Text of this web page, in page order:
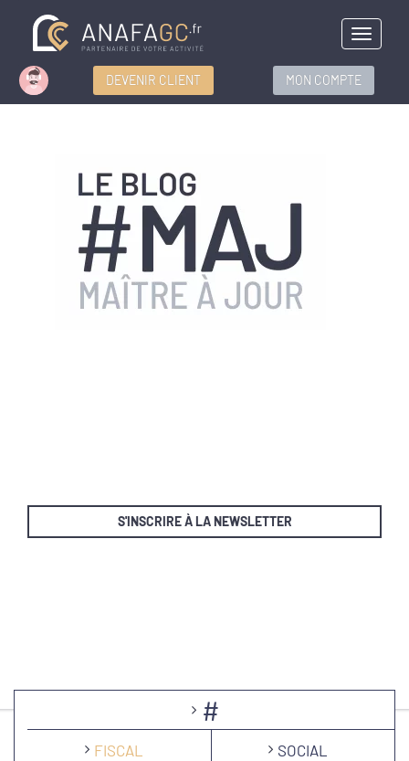
Menu
DEVENIR CLIENT MON COMPTE
S'INSCRIRE À LA NEWSLETTER
#
FISCAL SOCIAL